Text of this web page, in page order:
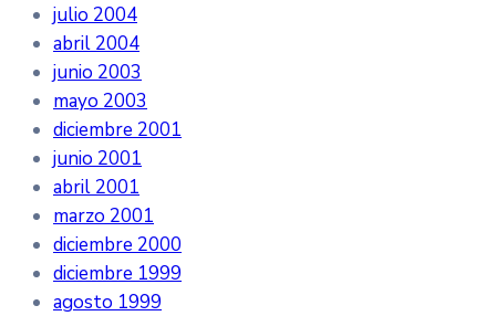
julio 2004
abril 2004
junio 2003
mayo 2003
diciembre 2001
junio 2001
abril 2001
marzo 2001
diciembre 2000
diciembre 1999
agosto 1999